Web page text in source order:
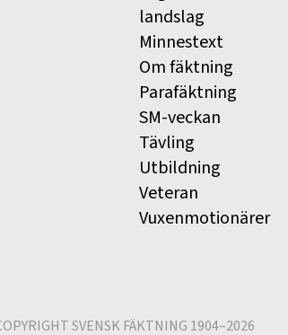
landslag
Minnestext
Om fäktning
Parafäktning
SM-veckan
Tävling
Utbildning
Veteran
Vuxenmotionärer
SVENSK FÄKTNING 1904–2026